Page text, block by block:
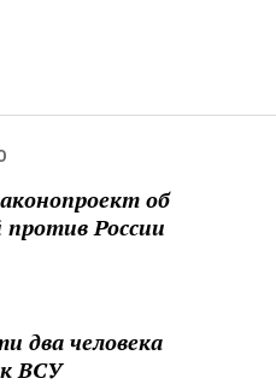
об
России
два человека
ВСУ